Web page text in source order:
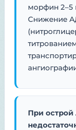
морфин 2–5
Снижение
При